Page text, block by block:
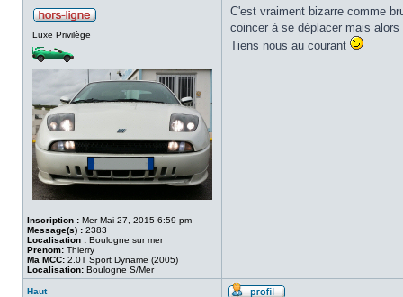
Luxe Privilège
Inscription : Mer Mai 27, 2015 6:59 pm
Message(s) : 2383
Localisation : Boulogne sur mer
Prenom: Thierry
Ma MCC: 2.0T Sport Dyname (2005)
Localisation: Boulogne S/Mer
C'est vraiment bizarre comme
coincer à se déplacer mais
Tiens nous au courant
Haut